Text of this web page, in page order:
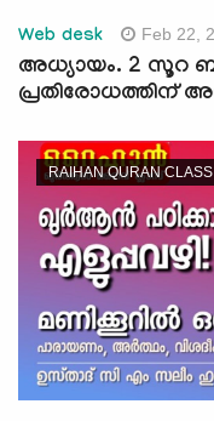
Web desk Feb 22,
അധ്യായം. 2 സൂറ
പ്രതിരോധത്തിന്
RAIHAN QURAN CLASS